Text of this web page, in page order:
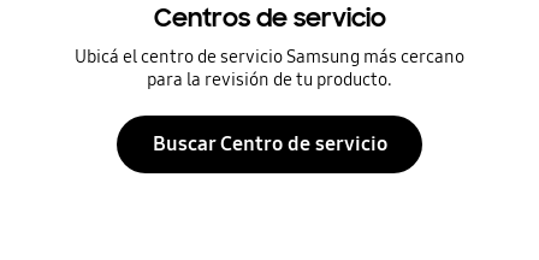
Centros de servicio
Ubicá el centro de servicio Samsung más cercano
para la revisión de tu producto.
Buscar Centro de servicio